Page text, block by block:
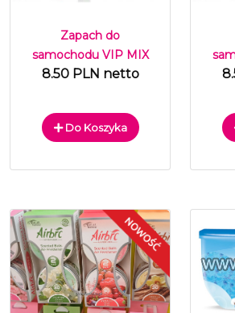
Zapach do
samochodu VIP MIX
8.50 PLN netto
Do Koszyka